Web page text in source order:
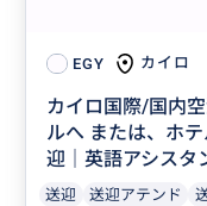
EGY カイロ
カイロ国際/国内
ルへ または、ホ
迎｜英語アシスタ
送迎 送迎アテンド